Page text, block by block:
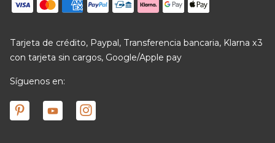
Tarjeta de crédito, Paypal, Transferencia bancaria, Klarna x3
con tarjeta sin cargos, Google/Apple pay
Síguenos en: